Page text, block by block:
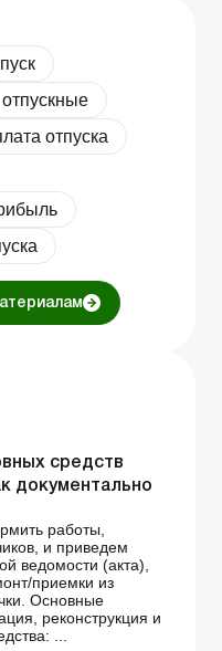
отпускные
отпуска
средств
документально
работы,
и приведем
ведомости (акта),
приемки из
Основные
реконструкция и
...